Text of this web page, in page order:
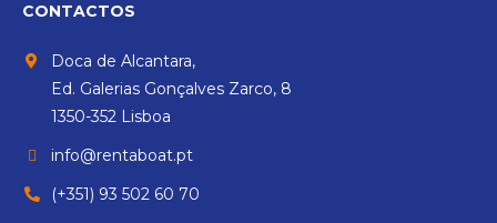
CONTACTOS
Doca de Alcantara,
Ed. Galerias Gonçalves Zarco, 8
1350-352 Lisboa
info@rentaboat.pt
(+351) 93 502 60 70